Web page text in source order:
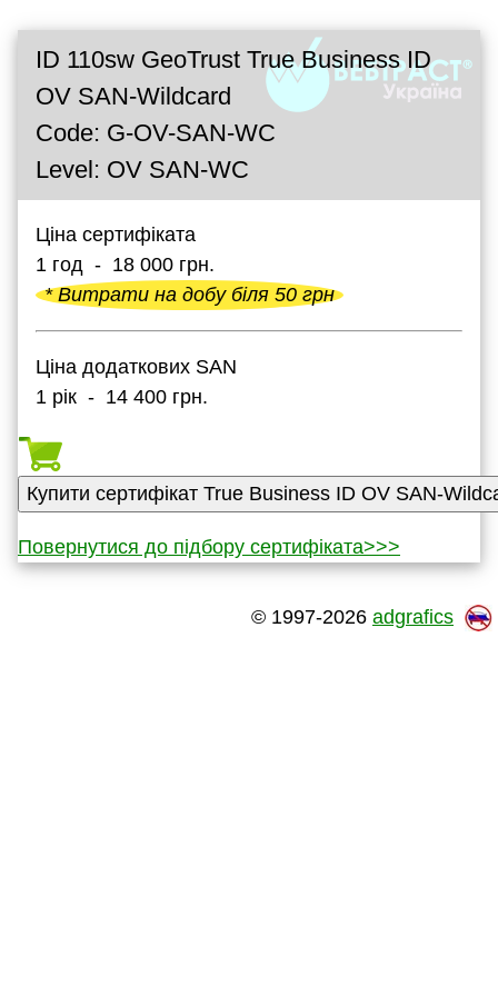
ID 110sw GeoTrust True Business ID
OV SAN-Wildcard
Code: G-OV-SAN-WC
Level: OV SAN-WC
Ціна сертифіката
1 год - 18 000 грн.
* Витрати на добу біля 50 грн
Ціна додаткових SAN
1 рік - 14 400 грн.
Повернутися до підбору сертифіката>>>
© 1997-2026 adgrafics